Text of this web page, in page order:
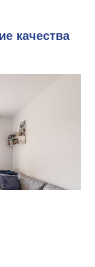
качества